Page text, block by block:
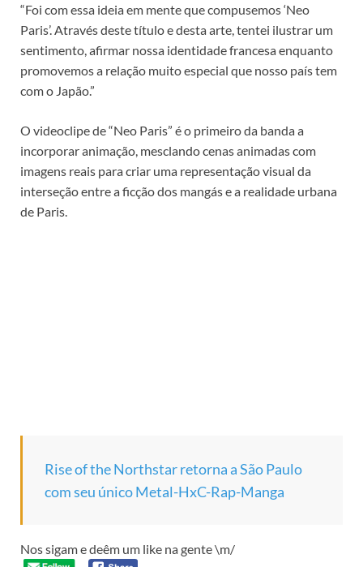
“Foi com essa ideia em mente que compusemos ‘Neo
Paris’. Através deste título e desta arte, tentei ilustrar um
sentimento, afirmar nossa identidade francesa enquanto
promovemos a relação muito especial que nosso país tem
com o Japão.”
O videoclipe de “Neo Paris” é o primeiro da banda a
incorporar animação, mesclando cenas animadas com
imagens reais para criar uma representação visual da
interseção entre a ficção dos mangás e a realidade urbana
de Paris.
Rise of the Northstar retorna a São Paulo
com seu único Metal-HxC-Rap-Manga
Nos sigam e deêm um like na gente \m/